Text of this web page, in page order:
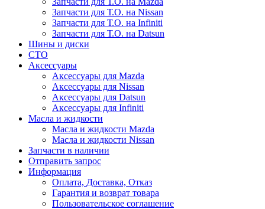
Запчасти для Т.О. на Nissan
Запчасти для Т.О. на Infiniti
Запчасти для Т.О. на Datsun
Шины и диски
СТО
Аксессуары
Аксессуары для Mazda
Аксессуары для Nissan
Аксессуары для Datsun
Аксессуары для Infiniti
Масла и жидкости
Масла и жидкости Mazda
Масла и жидкости Nissan
Запчасти в наличии
Отправить запрос
Информация
Оплата, Доставка, Отказ
Гарантия и возврат товара
Пользовательское соглашение